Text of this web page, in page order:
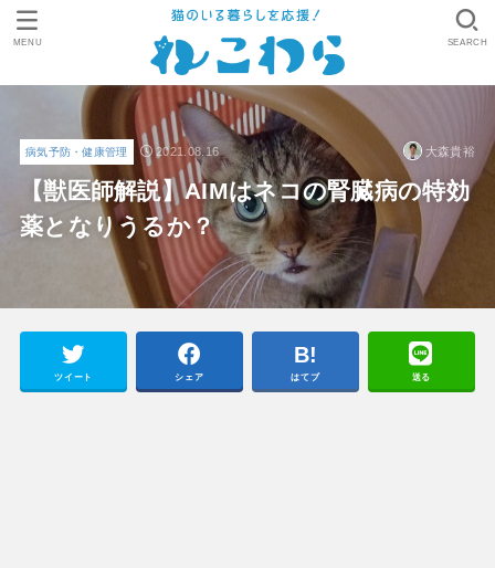
SEARCH
MENU
病気予防・健康管理 2021.08.16 大森貴裕
【獣医師解説】AIMはネコの腎臓病の特効
薬となりうるか？
ツイート シェア はてブ 送る